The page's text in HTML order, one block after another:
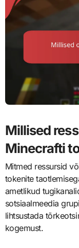
Millised
Minecrafti
Mitmed ressursid
tokenite
ametlikud
sotsiaalmeedia
lihtsustada
kogemust.